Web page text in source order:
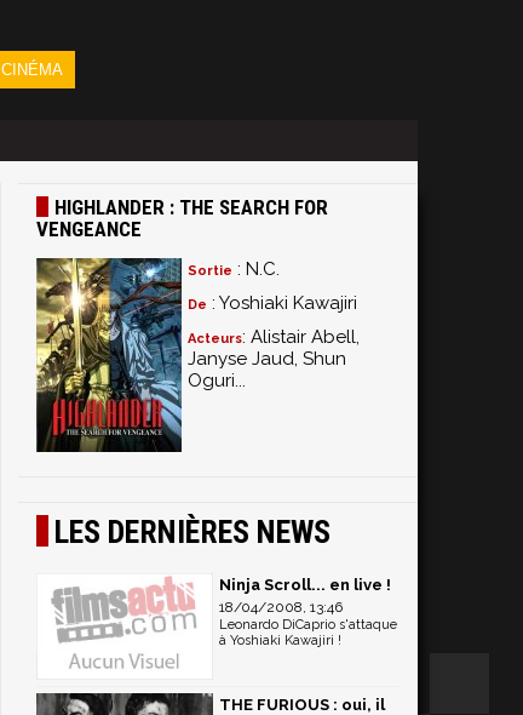
CINÉMA
HIGHLANDER : THE SEARCH FOR
VENGEANCE
Sortie : N.C.
De : Yoshiaki Kawajiri
Acteurs: Alistair Abell,
Janyse Jaud, Shun
Oguri...
LES DERNIÈRES NEWS
Ninja Scroll... en live !
18/04/2008, 13:46
Leonardo DiCaprio s'attaque
à Yoshiaki Kawajiri !
THE FURIOUS : oui, il